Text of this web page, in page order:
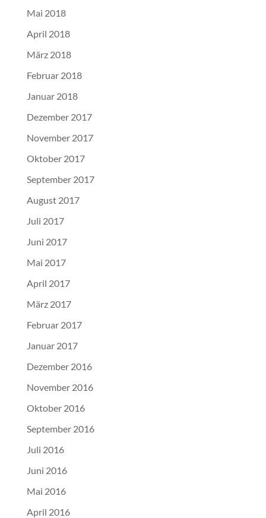
Mai 2018
April 2018
März 2018
Februar 2018
Januar 2018
Dezember 2017
November 2017
Oktober 2017
September 2017
August 2017
Juli 2017
Juni 2017
Mai 2017
April 2017
März 2017
Februar 2017
Januar 2017
Dezember 2016
November 2016
Oktober 2016
September 2016
Juli 2016
Juni 2016
Mai 2016
April 2016